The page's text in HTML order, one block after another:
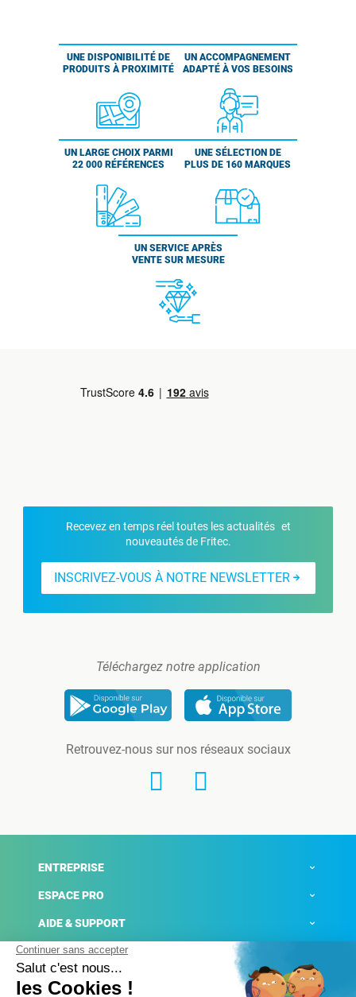
UNE DISPONIBILITÉ DE
PRODUITS À PROXIMITÉ
UN ACCOMPAGNEMENT
ADAPTÉ À VOS BESOINS
UN LARGE CHOIX PARMI
22 000 RÉFÉRENCES
UNE SÉLECTION DE
PLUS DE 160 MARQUES
UN SERVICE APRÈS
VENTE SUR MESURE
Recevez en temps réel toutes les actualités et
nouveautés de Fritec.
INSCRIVEZ-VOUS À NOTRE NEWSLETTER
Téléchargez notre application
Retrouvez-nous sur nos réseaux sociaux
ENTREPRISE
ESPACE PRO
AIDE & SUPPORT
ACTUALITÉS